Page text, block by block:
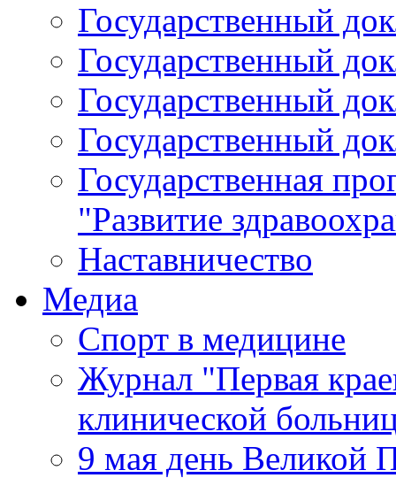
Государственный
Государственный
Государственный
Государственный
Государственная
"Развитие
Наставничество
Медиа
Спорт в медицине
Журнал "Первая
клинической
9 мая день Великой